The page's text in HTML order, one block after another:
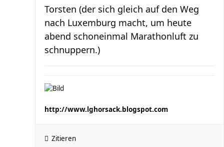
Torsten (der sich gleich auf den Weg
nach Luxemburg macht, um heute
abend schoneinmal Marathonluft zu
schnuppern.)
http://www.lghorsack.blogspot.com
Zitieren